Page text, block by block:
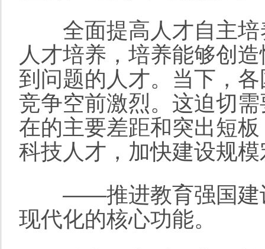
全面提高人才自主培
人才培养，培养能够创
到问题的人才。当下，
竞争空前激烈。这迫切
在的主要差距和突出短
科技人才，加快建设规
——推进教育强国建设
现代化的核心功能。